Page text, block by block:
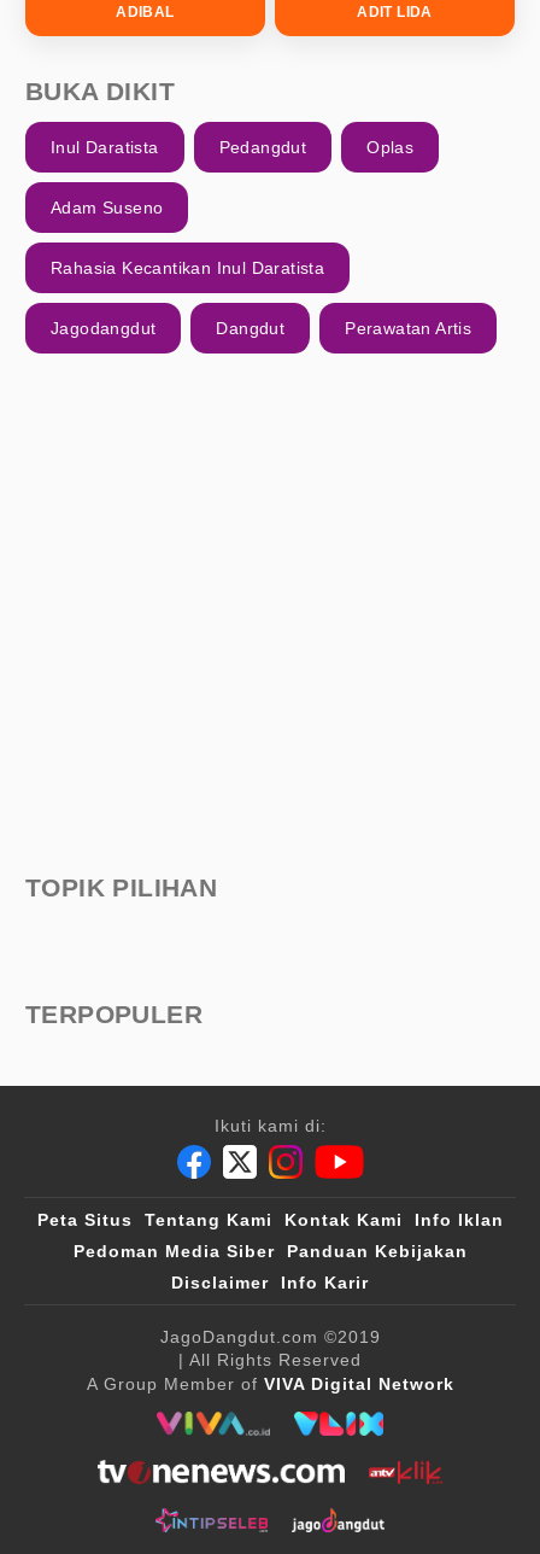
ADIBAL ADIT LIDA
BUKA DIKIT
Inul Daratista Pedangdut Oplas
Adam Suseno
Rahasia Kecantikan Inul Daratista
Jagodangdut Dangdut Perawatan Artis
TOPIK PILIHAN
TERPOPULER
Ikuti kami di:
Peta Situs Tentang Kami Kontak Kami
Info Iklan
Pedoman Media Siber
Panduan Kebijakan
Disclaimer
Info Karir
JagoDangdut.com ©2019
| All Rights Reserved
A Group Member of VIVA Digital Network